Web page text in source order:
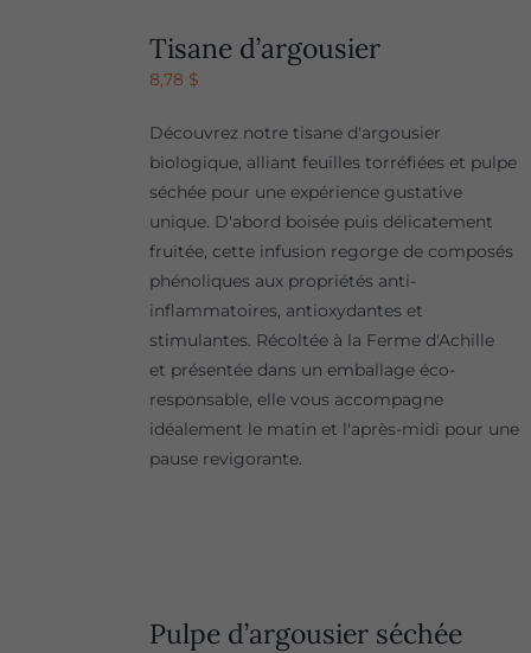
Tisane d’argousier
8,78 $
Découvrez notre tisane d'argousier
biologique, alliant feuilles torréfiées et pulpe
séchée pour une expérience gustative
unique. D'abord boisée puis délicatement
fruitée, cette infusion regorge de composés
phénoliques aux propriétés anti-
inflammatoires, antioxydantes et
stimulantes. Récoltée à la Ferme d'Achille
et présentée dans un emballage éco-
responsable, elle vous accompagne
idéalement le matin et l'après-midi pour une
pause revigorante.
Pulpe d’argousier séchée